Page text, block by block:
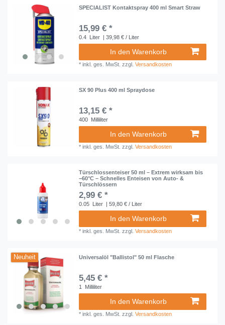
SPECIALIST Kontaktspray 400 ml Smart Straw
15,99 € *
0.4 Liter | 39,98 € / Liter
In den Warenkorb
*inkl. ges. MwSt. zzgl.Versandkosten
SX 90 Plus 400 ml Spraydose
13,15 € *
400 Milliliter
In den Warenkorb
*inkl. ges. MwSt. zzgl.Versandkosten
Türschlossenteiser 50 ml – Extrem wirksam bis
−60°C – Schnelles Enteisen von Auto- &
Türschlössern
2,99 € *
0.05 Liter | 59,80 € / Liter
In den Warenkorb
*inkl. ges. MwSt. zzgl.Versandkosten
Neuheit Universalöl "Ballistol" 50 ml Flasche
5,45 € *
1 Milliliter
In den Warenkorb
*inkl. ges. MwSt. zzgl.Versandkosten